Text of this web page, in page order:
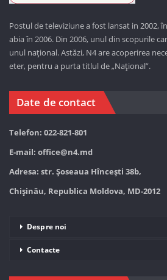
Postul de televiziune a fost lansat in 2002,
abia în 2006. Din 2006, unul din scopurile
unul național. Astăzi, N4 are acoperirea
eter, pentru a purta titlul de „Național”.
Date de contact
Telefon: 022-821-801
E-mail: office@n4.md
Adresa: str. Șoseaua Hînceşti 38b,
Chișinău, Republica Moldova, MD-2012
Despre noi
Contacte